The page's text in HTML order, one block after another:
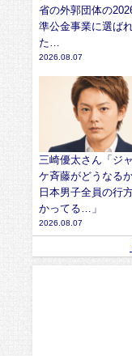
省の外郭団体の
準公金事業に選ば
た…
2026.08.07
三崎優太さん「ジ
ケ斉藤がどうなるか
日本男子全員の行
かってる…」
2026.08.07